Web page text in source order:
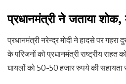
प्रधानमंत्री ने जताया
प्रधानमंत्री नरेन्द्र मोदी ने हादसे पर
के परिजनों को प्रधानमंत्री राष्ट्रीय
घायलों को 50-50 हजार रुपये की सहायता